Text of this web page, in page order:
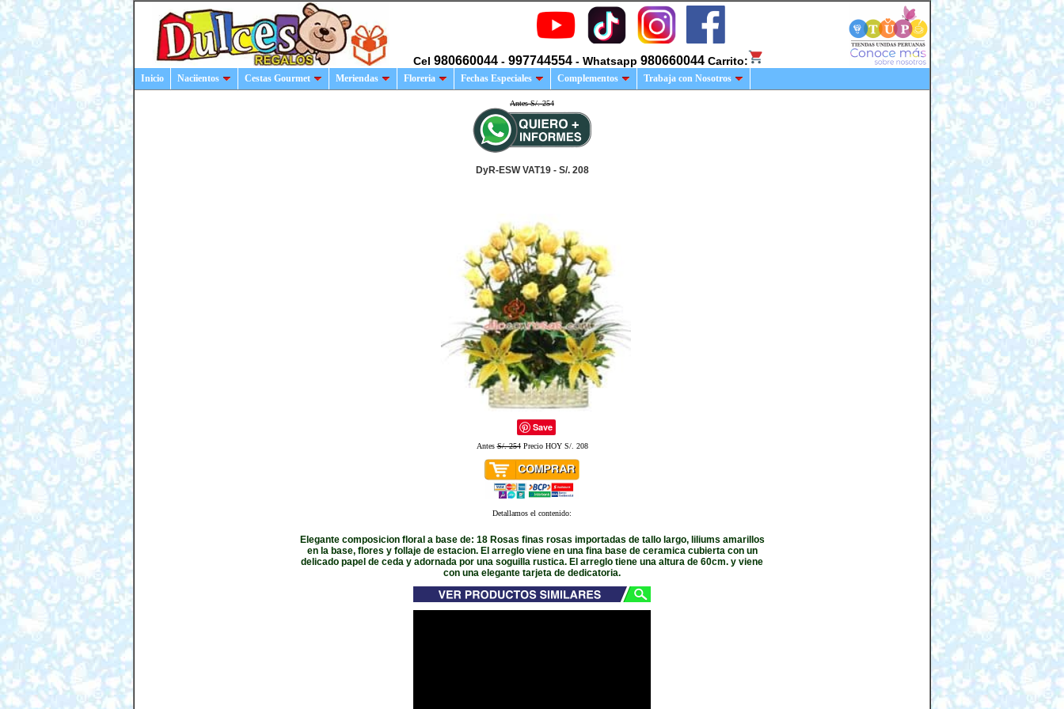
Cel 980660044 - 997744554 - Whatsapp 980660044 Carrito:
Inicio Naciientos Cestas Gourmet Meriendas Floreria Fechas Especiales Complementos Trabaja con Nosotros
Antes S/. 254
DyR-ESW VAT19 - S/. 208
Save
AntesS/. 254Precio HOY S/. 208
Detallamos el contenido:
Elegante composicion floral a base de: 18 Rosas finas rosas importadas de tallo largo, liliums amarillos
en la base, flores y follaje de estacion. El arreglo viene en una fina base de ceramica cubierta con un
delicado papel de ceda y adornada por una soguilla rustica. El arreglo tiene una altura de 60cm. y viene
con una elegante tarjeta de dedicatoria.